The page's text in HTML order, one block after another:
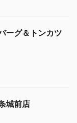
ーグ＆トンカツ
城前店